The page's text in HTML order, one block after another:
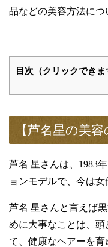
品などの美容方法につ
目次（クリックできま
【芦名星の美
芦名 星さんは、 1983年
ョンモデルで、今は女
芦名 星さんと言えば
めに大事なことは、
て、健康なヘアーを育